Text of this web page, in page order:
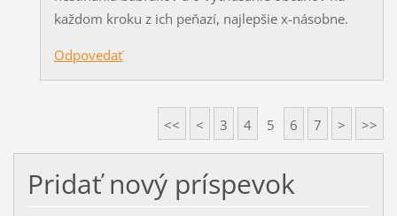
každom kroku z ich peňazí, najlepšie x-násobne.
Odpovedať
<< < 3 4 5 6 7 > >>
Pridať nový príspevok